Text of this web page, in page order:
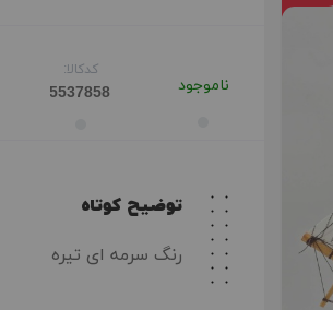
ناموجود
کدکالا:
توضیح کوتاه
رنگ سرمه ای تیره